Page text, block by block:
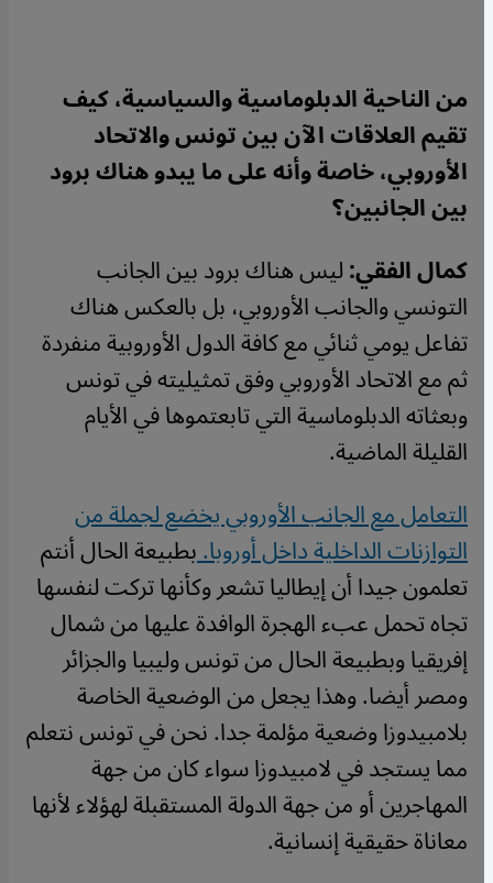
من الناحية الدبلوماسية والسياسية، كيف
تقيم العلاقات الآن بين تونس والاتحاد
الأوروبي، خاصة وأنه على ما يبدو هناك برود
بين الجانبين؟
كمال الفقي:ليس هناك برود بين الجانب
التونسي والجانب الأوروبي، بل بالعكس هناك
تفاعل يومي ثنائي مع كافة الدول الأوروبية منفردة
ثم مع الاتحاد الأوروبي وفق تمثيليته في تونس
وبعثاته الدبلوماسية التي تابعتموها في الأيام
القليلة الماضية.
التعامل مع الجانب الأوروبي يخضع لجملة من
التوازنات الداخلية داخل أوروبا.بطبيعة الحال أنتم
تعلمون جيدا أن إيطاليا تشعر وكأنها تركت لنفسها
تجاه تحمل عبء الهجرة الوافدة عليها من شمال
إفريقيا وبطبيعة الحال من تونس وليبيا والجزائر
ومصر أيضا. وهذا يجعل من الوضعية الخاصة
بلامبيدوزا وضعية مؤلمة جدا. نحن في تونس نتعلم
مما يستجد في لامبيدوزا سواء كان من جهة
المهاجرين أو من جهة الدولة المستقبلة لهؤلاء لأنها
معاناة حقيقية إنسانية.